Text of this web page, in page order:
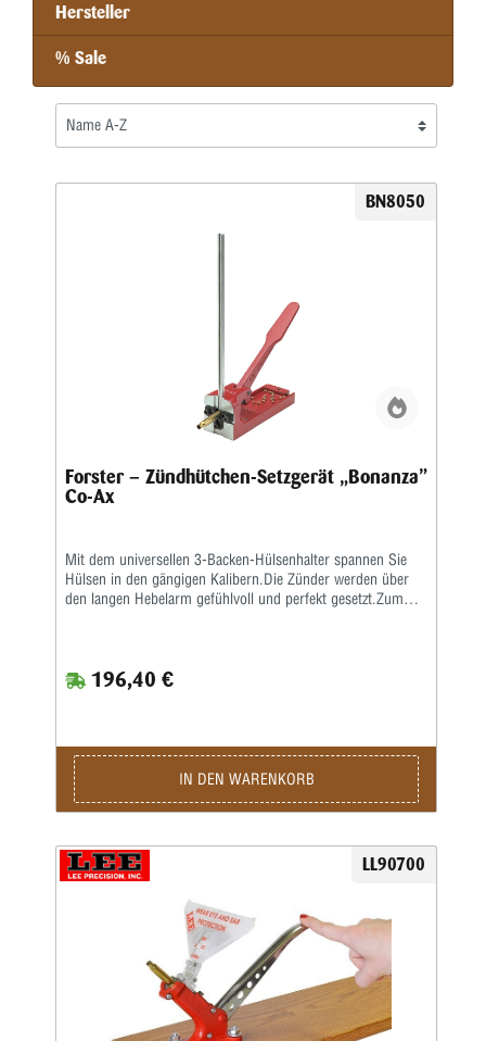
Hersteller
% Sale
BN8050
Forster – Zündhütchen-Setzgerät „Bonanza”
Co-Ax
Mit dem universellen 3-Backen-Hülsenhalter spannen Sie
Hülsen in den gängigen Kalibern.Die Zünder werden über
den langen Hebelarm gefühlvoll und perfekt gesetzt.Zum
196,40 €
IN DEN WARENKORB
LL90700